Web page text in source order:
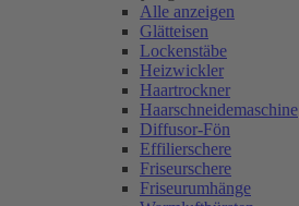
Alle anzeigen
Glätteisen
Lockenstäbe
Heizwickler
Haartrockner
Haarschneidemaschine
Diffusor-Fön
Effilierschere
Friseurschere
Friseurumhänge